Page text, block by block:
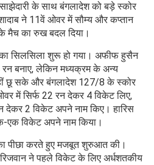
साझेदारी के साथ बंगलादेश को बड़े स्कोर
ने 11वें ओवर में सौम्य और कप्तान
का रुख बदल दिया।
सिलसिला शुरू हो गया। अफीफ हुसैन
रन बनाए, लेकिन मध्यक्रम के अन्य
छू सके और बंगलादेश 127/8 के स्कोर
में सिर्फ 22 रन देकर 4 विकेट लिए,
देकर 2 विकेट अपने नाम किए। हारिस
विकेट अपने नाम किया।
पीछा करते हुए मजबूत शुरुआत की।
ने पहले विकेट के लिए अर्धशतकीय